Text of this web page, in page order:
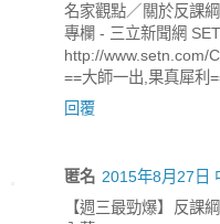
名家觀點／關於反課
專欄 - 三立新聞網
http://www.setn.com/
==大師一出,果真犀利
回覆
匿名 2015年8月27日
【週三最勁爆】反